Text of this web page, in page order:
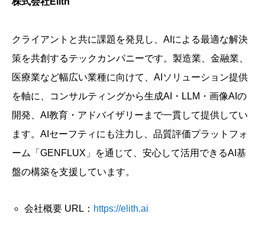
クライアントと共に課題を発見し、AIによる最適な解決
策を共創するテックカンパニーです。製造業、金融業、
医療業など幅広い業種に向けて、AIソリューション提供
を軸に、コンサルティングから生成AI・LLM・画像AIの
開発、AI教育・アドバイザリーまで一貫して提供してい
ます。AIセーフティにも注力し、品質評価プラットフォ
ーム「GENFLUX」を通じて、安心して活用できるAI基
盤の構築を支援しています。
会社概要 URL： https://elith.ai